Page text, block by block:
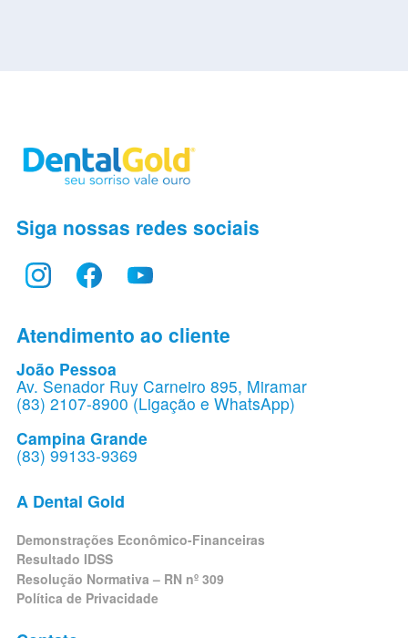
Siga nossas redes sociais
Atendimento ao cliente
João Pessoa
Av. Senador Ruy Carneiro 895, Miramar
(83) 2107-8900 (Ligação e WhatsApp)
Campina Grande
(83) 99133-9369
A Dental Gold
Demonstrações Econômico-Financeiras
Resultado IDSS
Resolução Normativa – RN nº 309
Política de Privacidade